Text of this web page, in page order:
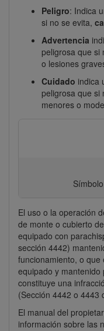
Peligro: Indica
si no se evita,
Advertencia
peligrosa que si
o lesiones
Cuidado indica
peligrosa que si
menores o
El uso o la operación
de monte o cubierto
equipado con
sección 4442)
funcionamiento, o
equipado y mantenido
constituye una
(Sección 4442 o 4443
El manual del
información sobre las